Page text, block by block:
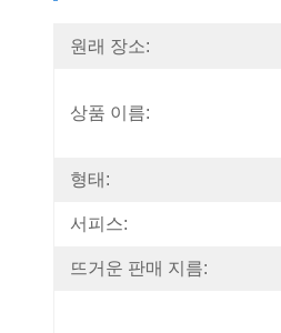
원래 장소:
상품 이름:
형태:
서피스:
뜨거운 판매 지름: